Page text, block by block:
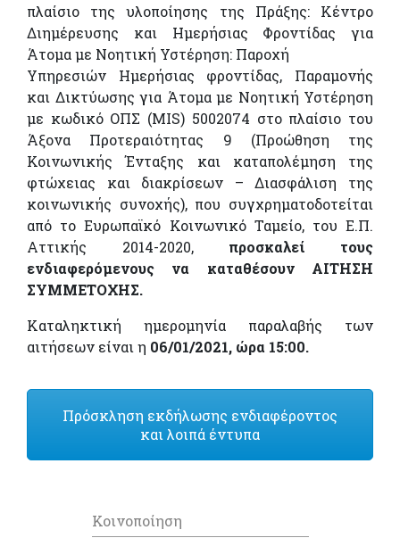
πλαίσιο της υλοποίησης της Πράξης: Κέντρο
Διημέρευσης και Ημερήσιας Φροντίδας για
Άτομα με Νοητική Υστέρηση: Παροχή
Υπηρεσιών Ημερήσιας φροντίδας, Παραμονής
και Δικτύωσης για Άτομα με Νοητική Υστέρηση
με κωδικό ΟΠΣ (MIS) 5002074 στο πλαίσιο του
Άξονα Προτεραιότητας 9 (Προώθηση της
Κοινωνικής Ένταξης και καταπολέμηση της
φτώχειας και διακρίσεων – Διασφάλιση της
κοινωνικής συνοχής), που συγχρηματοδοτείται
από το Ευρωπαϊκό Κοινωνικό Ταμείο, του Ε.Π.
Αττικής 2014-2020, προσκαλεί τους
ενδιαφερόμενους να καταθέσουν ΑΙΤΗΣΗ
ΣΥΜΜΕΤΟΧΗΣ.
Καταληκτική ημερομηνία παραλαβής των
αιτήσεων είναι η 06/01/2021, ώρα 15:00.
Πρόσκληση εκδήλωσης ενδιαφέροντος
και λοιπά έντυπα
Κοινοποίηση